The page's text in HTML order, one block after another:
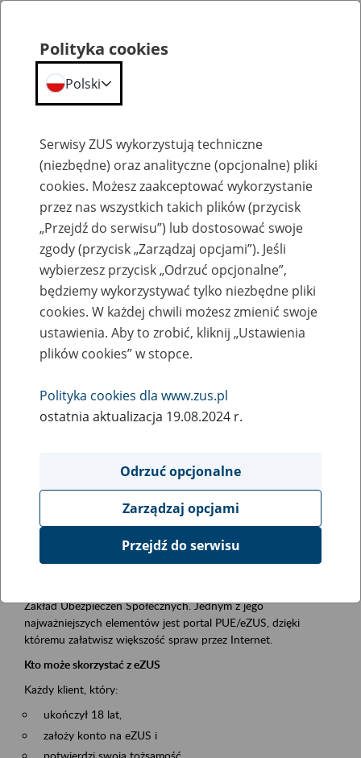
Szkolenia
Zaproś ZUS do siebie - zakładanie profili
eZUS w siedzibie Twojej firmy
Rodzaj wydarzenia
Szkolenia
Obszar merytoryczny
obsługa klientów
Opis wydarzenia
Platforma Usług Elektronicznych ZUS eZUS
Zakład Ubezpieczeń Społecznych. Jednym z jego
najważniejszych elementów jest portal PUE/eZUS, dzięki
któremu załatwisz większość spraw przez Internet.
Kto może skorzystać z eZUS
Każdy klient, który:
ukończył 18 lat,
założy konto na eZUS i
Polityka cookies
Polski
Serwisy ZUS wykorzystują techniczne
(niezbędne) oraz analityczne (opcjonalne) pliki
cookies. Możesz zaakceptować wykorzystanie
przez nas wszystkich takich plików (przycisk
„Przejdź do serwisu”) lub dostosować swoje
zgody (przycisk „Zarządzaj opcjami”). Jeśli
wybierzesz przycisk „Odrzuć opcjonalne”,
będziemy wykorzystywać tylko niezbędne pliki
cookies. W każdej chwili możesz zmienić swoje
ustawienia. Aby to zrobić, kliknij „Ustawienia
plików cookies” w stopce.
Polityka cookies dla www.zus.pl
ostatnia aktualizacja 19.08.2024 r.
Odrzuć opcjonalne
Zarządzaj opcjami
Przejdź do serwisu